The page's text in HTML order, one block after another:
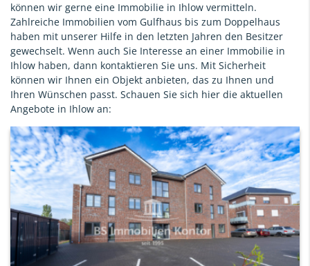
können wir gerne eine Immobilie in Ihlow vermitteln.
Zahlreiche Immobilien vom Gulfhaus bis zum Doppelhaus
haben mit unserer Hilfe in den letzten Jahren den Besitzer
gewechselt. Wenn auch Sie Interesse an einer Immobilie in
Ihlow haben, dann kontaktieren Sie uns. Mit Sicherheit
können wir Ihnen ein Objekt anbieten, das zu Ihnen und
Ihren Wünschen passt. Schauen Sie sich hier die aktuellen
Angebote in Ihlow an: